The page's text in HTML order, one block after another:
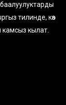
тилинде, көз
кылат.